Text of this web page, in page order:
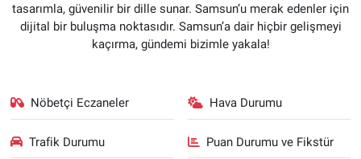
tasarımla, güvenilir bir dille sunar. Samsun’u merak edenler için
dijital bir buluşma noktasıdır. Samsun’a dair hiçbir gelişmeyi
kaçırma, gündemi bizimle yakala!
Nöbetçi Eczaneler Hava Durumu
Trafik Durumu Puan Durumu ve Fikstür